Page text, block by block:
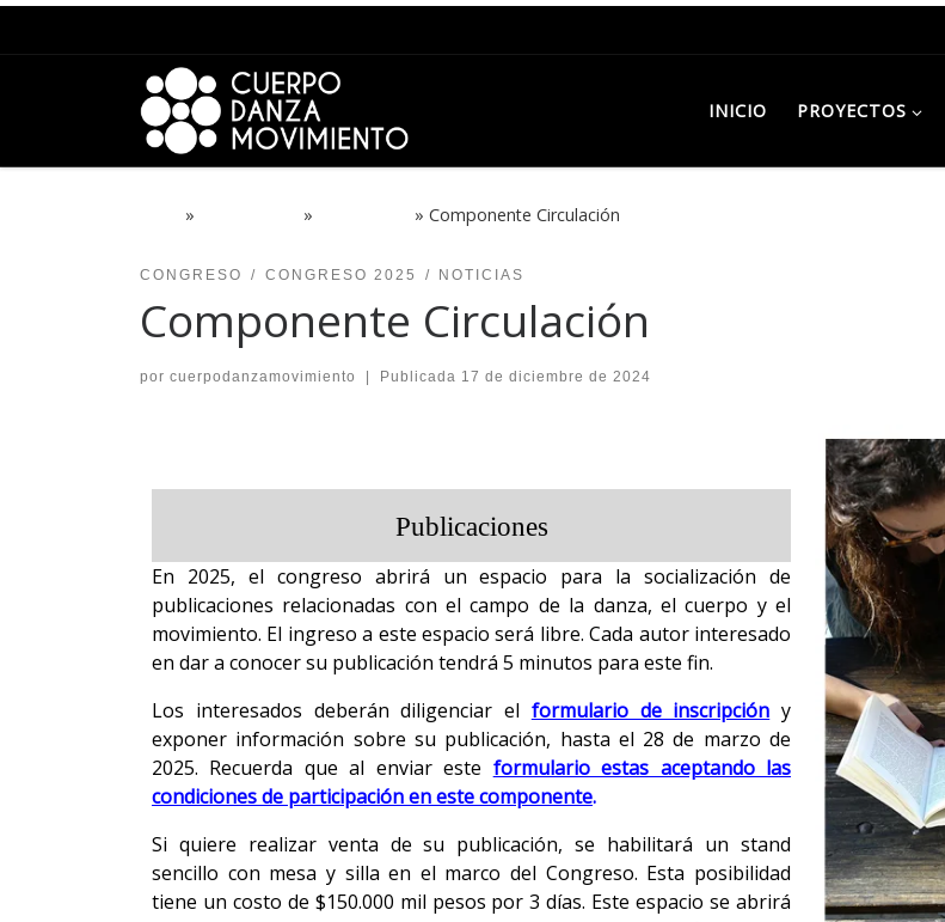
INICIO PROYECTOS
» » » Componente Circulación
CONGRESO CONGRESO 2025 NOTICIAS
Componente Circulación
por cuerpodanzamovimiento Publicada 17 de diciembre de 2024
Publicaciones
En 2025, el congreso abrirá un espacio para la socialización de
publicaciones relacionadas con el campo de la danza, el cuerpo y el
movimiento. El ingreso a este espacio será libre. Cada autor interesado
en dar a conocer su publicación tendrá 5 minutos para este fin.
Los interesados deberán diligenciar el formulario de inscripción y
exponer información sobre su publicación, hasta el 28 de marzo de
2025. Recuerda que al enviar este formulario estas aceptando las
condiciones de participación en este componente.
Si quiere realizar venta de su publicación, se habilitará un stand
sencillo con mesa y silla en el marco del Congreso. Esta posibilidad
tiene un costo de $150.000 mil pesos por 3 días. Este espacio se abrirá